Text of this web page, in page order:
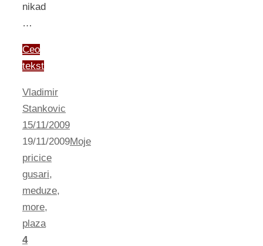
nikad
…
Ceo
tekst
Vladimir
Stankovic
15/11/2009
19/11/2009Moje
pricice
gusari,
meduze,
more,
plaza
4